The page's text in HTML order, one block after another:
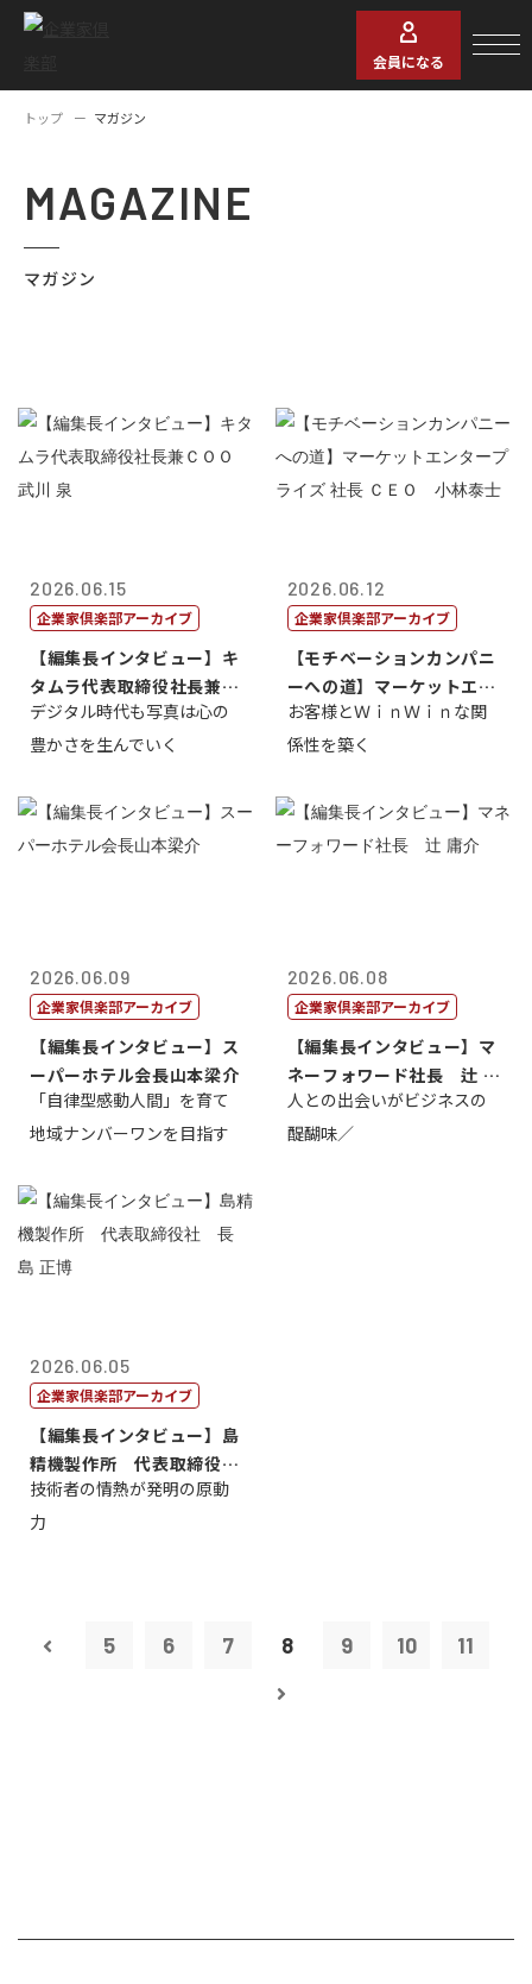
会員になる
トップ マガジン
MAGAZINE
マガジン
2026.06.15
企業家倶楽部アーカイブ
【編集長インタビュー】キ
タムラ代表取締役社長兼Ｃ
ＯＯ 武川 ...
デジタル時代も写真は心の
豊かさを生んでいく
2026.06.12
企業家倶楽部アーカイブ
【モチベーションカンパニ
ーへの道】マーケットエン
タープライズ...
お客様とＷｉｎＷｉｎな関
係性を築く
2026.06.09
企業家倶楽部アーカイブ
【編集長インタビュー】ス
ーパーホテル会長山本梁介
「自律型感動人間」を育て
地域ナンバーワンを目指す
2026.06.08
企業家倶楽部アーカイブ
【編集長インタビュー】マ
ネーフォワード社長 辻 庸
介
人との出会いがビジネスの
醍醐味／
2026.06.05
企業家倶楽部アーカイブ
【編集長インタビュー】島
精機製作所 代表取締役
社 長 島 正...
技術者の情熱が発明の原動
力
5 6 7 8 9 10 11